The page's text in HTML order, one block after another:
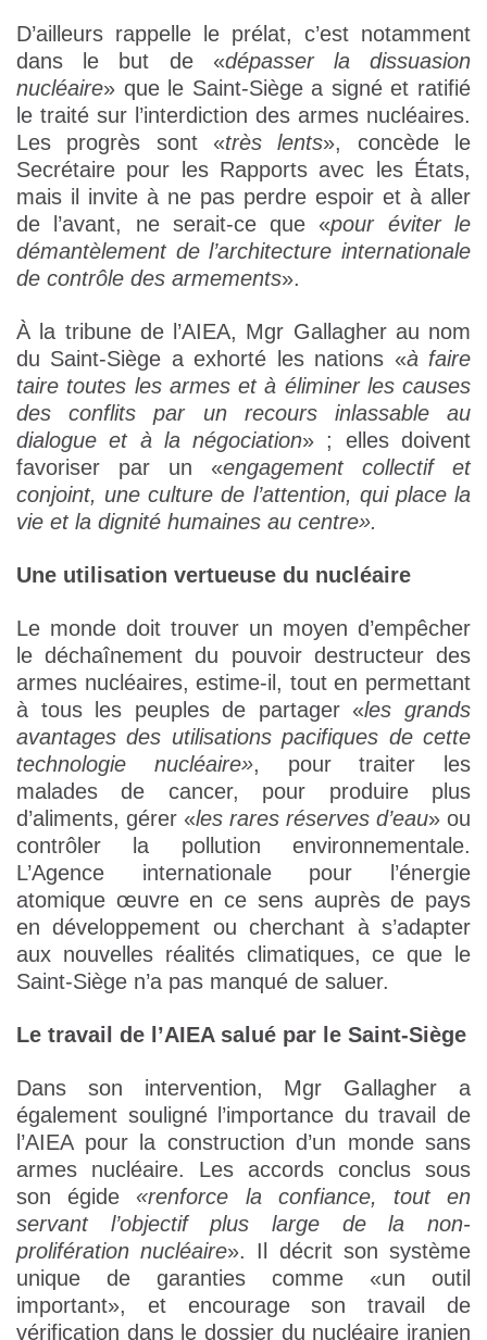
D’ailleurs rappelle le prélat, c’est notamment
dans le but de «dépasser la dissuasion
nucléaire» que le Saint-Siège a signé et ratifié
le traité sur l’interdiction des armes nucléaires.
Les progrès sont «très lents», concède le
Secrétaire pour les Rapports avec les États,
mais il invite à ne pas perdre espoir et à aller
de l’avant, ne serait-ce que «pour éviter le
démantèlement de l’architecture internationale
de contrôle des armements».
À la tribune de l’AIEA, Mgr Gallagher au nom
du Saint-Siège a exhorté les nations «à faire
taire toutes les armes et à éliminer les causes
des conflits par un recours inlassable au
dialogue et à la négociation» ; elles doivent
favoriser par un «engagement collectif et
conjoint, une culture de l’attention, qui place la
vie et la dignité humaines au centre».
Une utilisation vertueuse du nucléaire
Le monde doit trouver un moyen d’empêcher
le déchaînement du pouvoir destructeur des
armes nucléaires, estime-il, tout en permettant
à tous les peuples de partager «les grands
avantages des utilisations pacifiques de cette
technologie nucléaire», pour traiter les
malades de cancer, pour produire plus
d’aliments, gérer «les rares réserves d’eau» ou
contrôler la pollution environnementale.
L’Agence internationale pour l’énergie
atomique œuvre en ce sens auprès de pays
en développement ou cherchant à s’adapter
aux nouvelles réalités climatiques, ce que le
Saint-Siège n’a pas manqué de saluer.
Le travail de l’AIEA salué par le Saint-Siège
Dans son intervention, Mgr Gallagher a
également souligné l’importance du travail de
l’AIEA pour la construction d’un monde sans
armes nucléaire. Les accords conclus sous
son égide «renforce la confiance, tout en
servant l’objectif plus large de la non-
prolifération nucléaire». Il décrit son système
unique de garanties comme «un outil
important», et encourage son travail de
vérification dans le dossier du nucléaire iranien